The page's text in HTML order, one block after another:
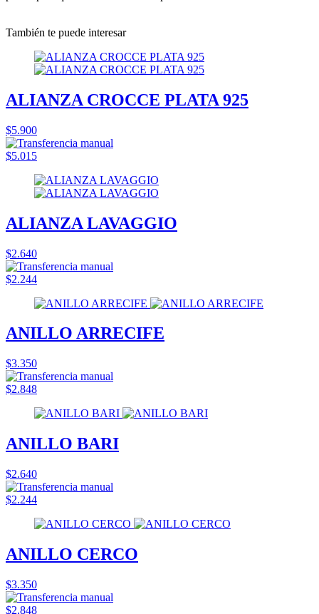
También te puede interesar
ALIANZA CROCCE PLATA 925
$5.900
$5.015
ALIANZA LAVAGGIO
$2.640
$2.244
ANILLO ARRECIFE
$3.350
$2.848
ANILLO BARI
$2.640
$2.244
ANILLO CERCO
$3.350
$2.848